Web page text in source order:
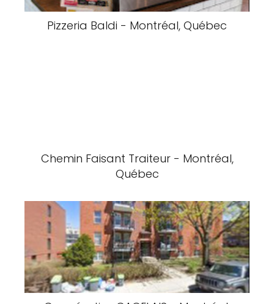
Pizzeria Baldi - Montréal, Québec